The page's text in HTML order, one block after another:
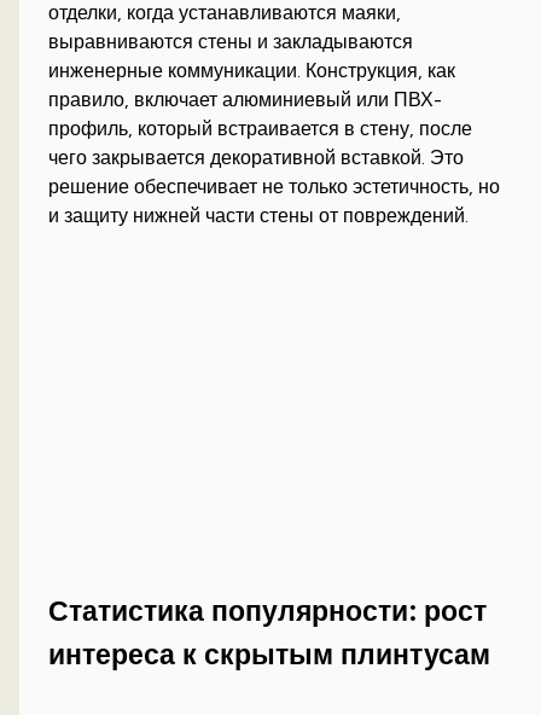
отделки, когда устанавливаются маяки,
выравниваются стены и закладываются
инженерные коммуникации. Конструкция, как
правило, включает алюминиевый или ПВХ-
профиль, который встраивается в стену, после
чего закрывается декоративной вставкой. Это
решение обеспечивает не только эстетичность, но
и защиту нижней части стены от повреждений.
Статистика популярности: рост
интереса к скрытым плинтусам